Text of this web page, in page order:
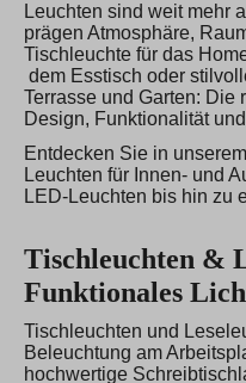
Leuchten sind weit mehr
prägen Atmosphäre,
Tischleuchte für das
dem Esstisch oder
Terrasse und Garten: Die
Design, Funktionalität
Entdecken Sie in
Leuchten für Innen- und
LED-Leuchten bis hin zu
Tischleuchten &
Funktionales
Tischleuchten und
Beleuchtung am
hochwertige